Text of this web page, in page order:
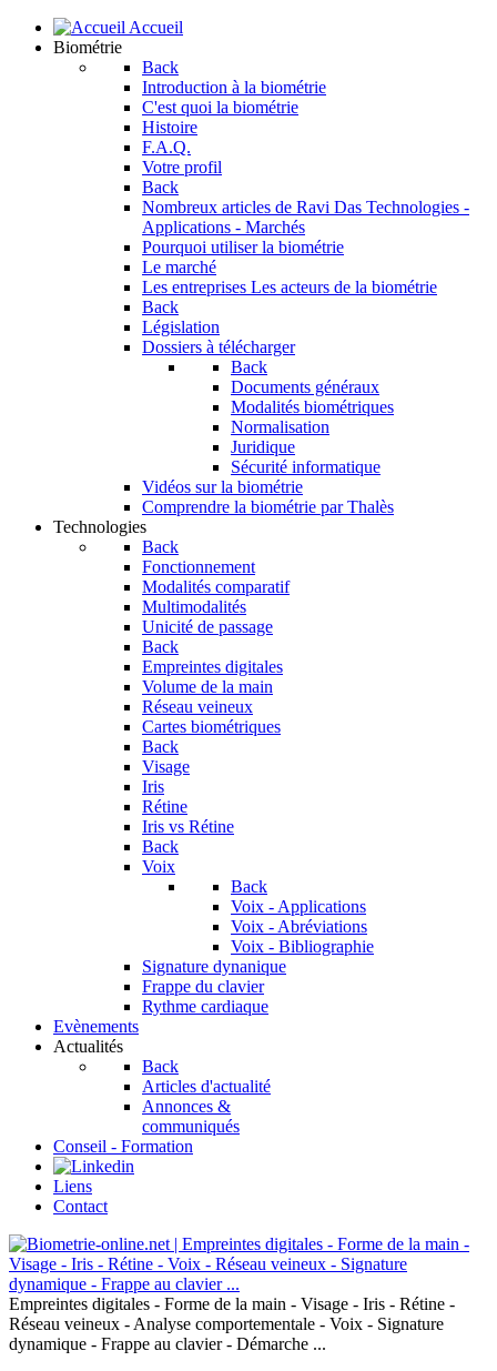
Accueil
Biométrie
Back
Introduction à la biométrie
C'est quoi la biométrie
Histoire
F.A.Q.
Votre profil
Back
Nombreux articles de Ravi Das Technologies -
Applications - Marchés
Pourquoi utiliser la biométrie
Le marché
Les entreprises Les acteurs de la biométrie
Back
Législation
Dossiers à télécharger
Back
Documents généraux
Modalités biométriques
Normalisation
Juridique
Sécurité informatique
Vidéos sur la biométrie
Comprendre la biométrie par Thalès
Technologies
Back
Fonctionnement
Modalités comparatif
Multimodalités
Unicité de passage
Back
Empreintes digitales
Volume de la main
Réseau veineux
Cartes biométriques
Back
Visage
Iris
Rétine
Iris vs Rétine
Back
Voix
Back
Voix - Applications
Voix - Abréviations
Voix - Bibliographie
Signature dynanique
Frappe du clavier
Rythme cardiaque
Evènements
Actualités
Back
Articles d'actualité
Annonces &
communiqués
Conseil - Formation
Liens
Contact
Empreintes digitales - Forme de la main - Visage - Iris - Rétine -
Réseau veineux - Analyse comportementale - Voix - Signature
dynamique - Frappe au clavier - Démarche ...